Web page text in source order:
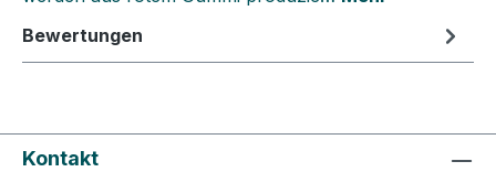
Bewertungen
Kontakt